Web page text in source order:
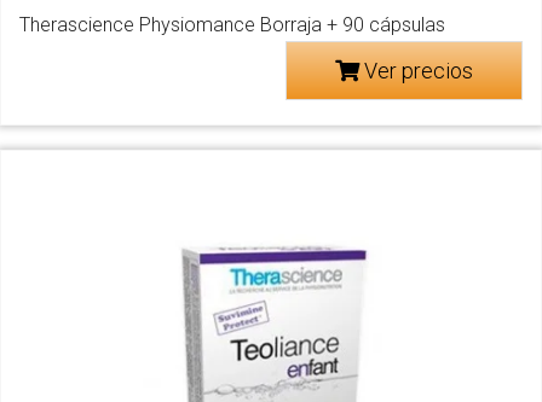
Therascience Physiomance Borraja + 90 cápsulas
Ver precios